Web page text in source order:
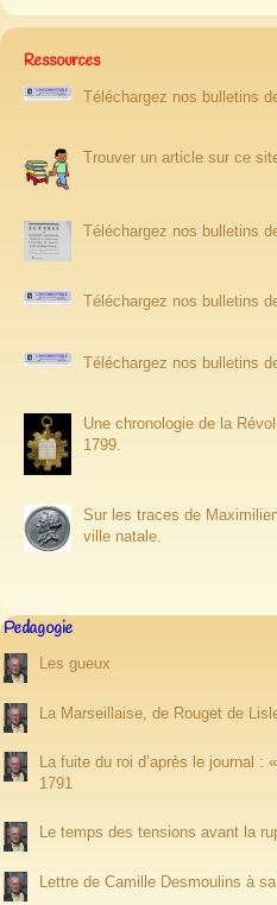
Ressources
Téléchargez nos bulletins
Trouver un article sur ce
Téléchargez nos bulletins
Téléchargez nos bulletins
Téléchargez nos bulletins
Une chronologie de la
1799.
Sur les traces de
ville natale.
Pedagogie
Les gueux
La Marseillaise, de Rouget de
La fuite du roi d’après le journal
1791
Le temps des tensions avant la
Lettre de Camille Desmoulins à